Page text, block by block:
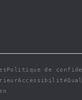
Politique de
Accessibilité